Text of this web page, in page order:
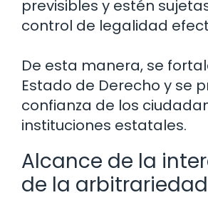
previsibles y estén
control de legalidad
De esta manera, se
Estado de Derecho y se
confianza de los
instituciones estatales.
Alcance de la
de la arbitrariedad